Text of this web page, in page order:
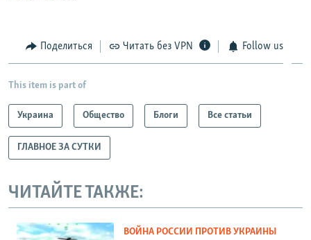
Поделиться Читать без VPN Follow us
This item is part of
Украина Общество Блоги Все статьи
ГЛАВНОЕ ЗА СУТКИ
ЧИТАЙТЕ ТАКЖЕ:
ВОЙНА РОССИИ ПРОТИВ УКРАИНЫ